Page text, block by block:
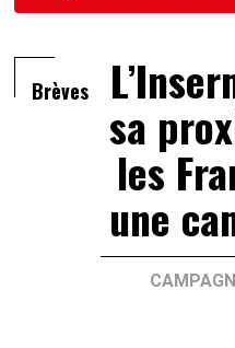
Brèves
sa
les
une